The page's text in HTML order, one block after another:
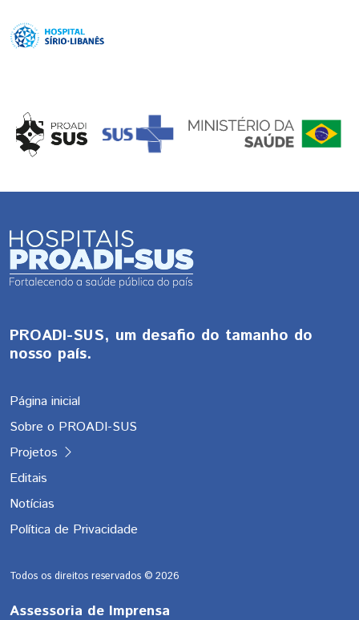
PROADI-SUS, um desafio do tamanho do
nosso país.
Página inicial
Sobre o PROADI-SUS
Projetos
Editais
Notícias
Política de Privacidade
Todos os direitos reservados © 2026
Assessoria de Imprensa